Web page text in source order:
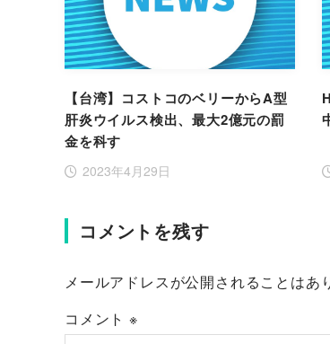
【台湾】コストコのベリーからA型
肝炎ウイルス検出、最大2億元の罰
金を科す
2023年4月29日
コメントを残す
メールアドレスが公開されることはあ
コメント ※